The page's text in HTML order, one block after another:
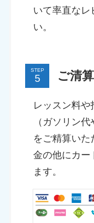
いて率直なレ
い。
STEP ご清算
レッスン料や
（ガソリン
をご精算い
金の他にカー
ます。